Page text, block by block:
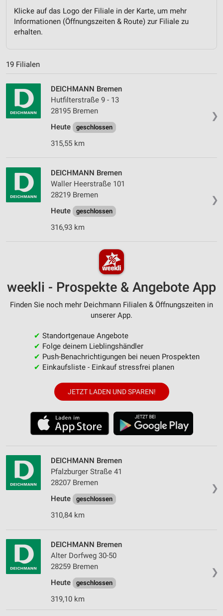
Klicke auf das Logo der Filiale in der Karte, um mehr
Informationen (Öffnungszeiten & Route) zur Filiale zu
erhalten.
19 Filialen
❯
DEICHMANN Bremen
Hutfilterstraße 9 - 13
28195 Bremen
Heute
geschlossen
315,55 km
❯
DEICHMANN Bremen
Waller Heerstraße 101
28219 Bremen
Heute
geschlossen
316,93 km
weekli - Prospekte & Angebote App
Finden Sie noch mehr Deichmann Filialen & Öffnungszeiten in
unserer App.
✔ Standortgenaue Angebote
✔ Folge deinem Lieblingshändler
✔ Push-Benachrichtigungen bei neuen Prospekten
✔ Einkaufsliste - Einkauf stressfrei planen
JETZT LADEN UND SPAREN!
❯
DEICHMANN Bremen
Pfalzburger Straße 41
28207 Bremen
Heute
geschlossen
310,84 km
❯
DEICHMANN Bremen
Alter Dorfweg 30-50
28259 Bremen
Heute
geschlossen
319,10 km